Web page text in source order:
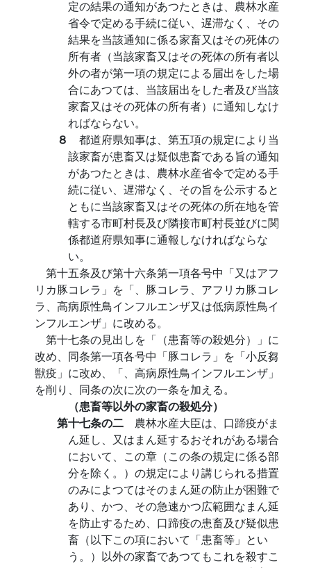
定の結果の通知があつたときは、農林水産
省令で定める手続に従い、遅滞なく、その
結果を当該通知に係る家畜又はその死体の
所有者（当該家畜又はその死体の所有者以
外の者が第一項の規定による届出をした場
合にあつては、当該届出をした者及び当該
家畜又はその死体の所有者）に通知しなけ
ればならない。
８ 都道府県知事は、第五項の規定により当
該家畜が患畜又は疑似患畜である旨の通知
があつたときは、農林水産省令で定める手
続に従い、遅滞なく、その旨を公示すると
ともに当該家畜又はその死体の所在地を管
轄する市町村長及び隣接市町村長並びに関
係都道府県知事に通報しなければならな
い。
第十五条及び第十六条第一項各号中「又はアフ
リカ豚コレラ」を「、豚コレラ、アフリカ豚コレ
ラ、高病原性鳥インフルエンザ又は低病原性鳥イ
ンフルエンザ」に改める。
第十七条の見出しを「（患畜等の殺処分）」に
改め、同条第一項各号中「豚コレラ」を「小反芻
獣疫」に改め、「、高病原性鳥インフルエンザ」
を削り、同条の次に次の一条を加える。
（患畜等以外の家畜の殺処分）
第十七条の二 農林水産大臣は、口蹄疫がま
ん延し、又はまん延するおそれがある場合
において、この章（この条の規定に係る部
分を除く。）の規定により講じられる措置
のみによつてはそのまん延の防止が困難で
あり、かつ、その急速かつ広範囲なまん延
を防止するため、口蹄疫の患畜及び疑似患
畜（以下この項において「患畜等」とい
う。）以外の家畜であつてもこれを殺すこ